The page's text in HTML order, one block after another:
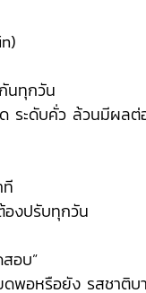
นทุกวัน
ระดับคั่ว ล้วนมีผลต่
องปรับทุกวัน
อบ”
ดพอหรือยัง รสชาติ